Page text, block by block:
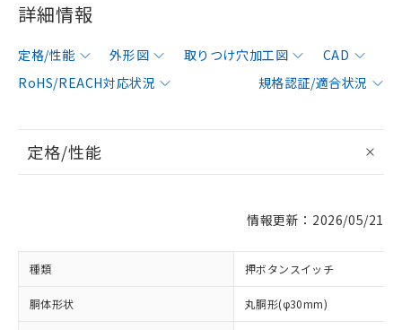
詳細情報
定格/性能 外形図 取りつけ穴加工図
CAD
RoHS/REACH対応状況
規格認証/適合状況
定格/性能
情報更新：2026/05/21
種類 押ボタンスイッチ
胴体形状 丸胴形(φ30mm)